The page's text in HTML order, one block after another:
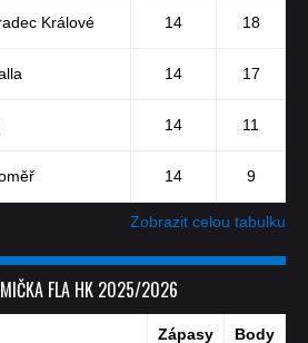
Králové 14 18
14 17
14 11
14 9
Zobrazit celou tabulku
FLA HK 2025/2026
Zápasy Body